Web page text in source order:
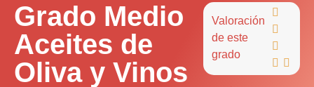
Grado Medio
Aceites de
Oliva y Vinos
Valoración
de este
grado



 